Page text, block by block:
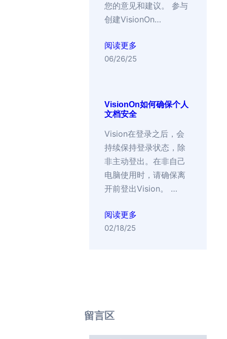
您的意见和建议。 参与
创建VisionOn…
阅读更多
06/26/25
VisionOn如何确保个人
文档安全
Vision在登录之后，会
持续保持登录状态，除
非主动登出。在非自己
电脑使用时，请确保离
开前登出Vision。 …
阅读更多
02/18/25
留言区